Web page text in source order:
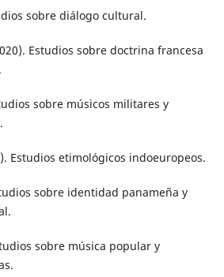
sobre diálogo cultural.
Estudios sobre doctrina francesa
sobre músicos militares y
Estudios etimológicos indoeuropeos.
sobre identidad panameña y
sobre música popular y